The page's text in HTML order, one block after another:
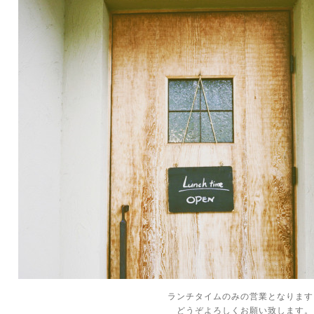
ランチタイムのみの営業となりま
どうぞよろしくお願い致します。